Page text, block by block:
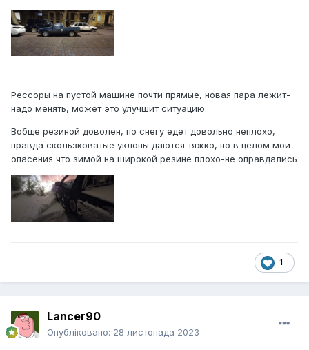
Рессоры на пустой машине почти прямые, новая пара лежит-
надо менять, может это улучшит ситуацию.
Вобще резиной доволен, по снегу едет довольно неплохо,
правда скользковатые уклоны даются тяжко, но в целом мои
опасения что зимой на широкой резине плохо-не оправдались
1
Lancer90
Опубліковано: 28 листопада 2023